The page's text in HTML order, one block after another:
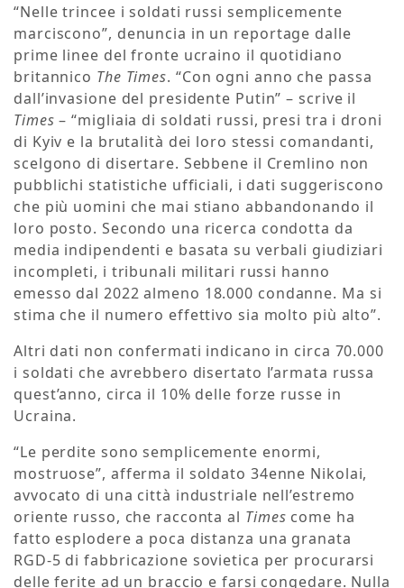
“Nelle trincee i soldati russi semplicemente
marciscono”, denuncia in un reportage dalle
prime linee del fronte ucraino il quotidiano
britannico The Times. “Con ogni anno che passa
dall’invasione del presidente Putin” – scrive il
Times – “migliaia di soldati russi, presi tra i droni
di Kyiv e la brutalità dei loro stessi comandanti,
scelgono di disertare. Sebbene il Cremlino non
pubblichi statistiche ufficiali, i dati suggeriscono
che più uomini che mai stiano abbandonando il
loro posto. Secondo una ricerca condotta da
media indipendenti e basata su verbali giudiziari
incompleti, i tribunali militari russi hanno
emesso dal 2022 almeno 18.000 condanne. Ma si
stima che il numero effettivo sia molto più alto”.
Altri dati non confermati indicano in circa 70.000
i soldati che avrebbero disertato l’armata russa
quest’anno, circa il 10% delle forze russe in
Ucraina.
“Le perdite sono semplicemente enormi,
mostruose”, afferma il soldato 34enne Nikolai,
avvocato di una città industriale nell’estremo
oriente russo, che racconta al Times come ha
fatto esplodere a poca distanza una granata
RGD-5 di fabbricazione sovietica per procurarsi
delle ferite ad un braccio e farsi congedare. Nulla